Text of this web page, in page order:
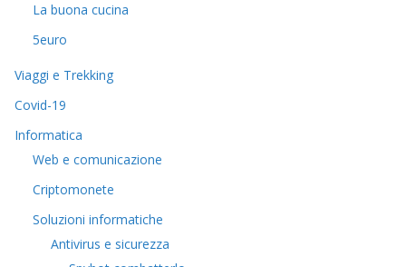
La buona cucina
5euro
Viaggi e Trekking
Covid-19
Informatica
Web e comunicazione
Criptomonete
Soluzioni informatiche
Antivirus e sicurezza